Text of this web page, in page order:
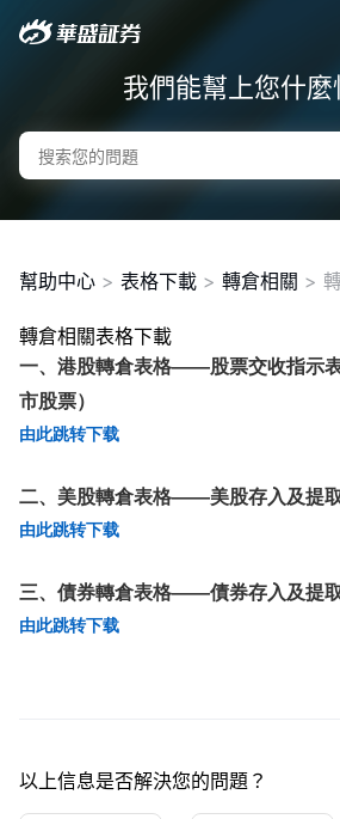
要聞
快訊
美股
港股
新股
概述
AM 資產管理服務
ECM 股權資本市場服務
FICC 固定收益、外匯和大宗商品服務
WM 財富管理服務
我們能幫上您什麼
幫助中心 > 表格下載 > 轉倉相關 >
轉倉相關表格下載
一、港股轉倉表格——股票交收指示
市股票）
由此跳转下载
二、美股轉倉表格——美股存入及提
由此跳转下载
三、債券轉倉表格——債券存入及提
由此跳转下载
以上信息是否解決您的問題？